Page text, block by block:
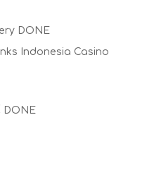
DONE
Indonesia Casino
DONE